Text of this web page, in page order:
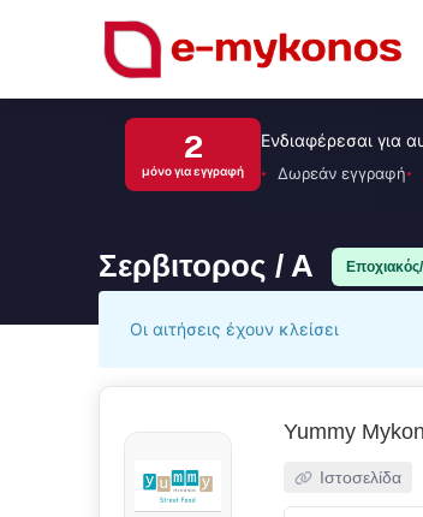
2
μόνο για εγγραφή
Ενδιαφέρεσαι για
Δωρεάν εγγραφή
Σερβιτορος / Α
Οι αιτήσεις έχουν κλείσει
Yummy
Ιστοσελίδα